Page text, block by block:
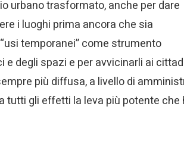
urbano trasformato, anche per dare
i luoghi prima ancora che sia
temporanei” come strumento
degli spazi e per avvicinarli ai
più diffusa, a livello di
tutti gli effetti la leva più potente che